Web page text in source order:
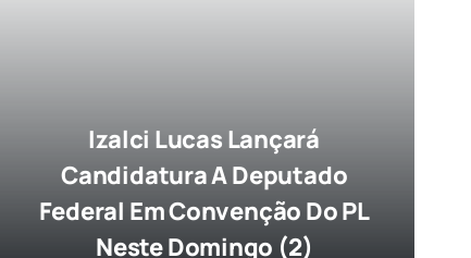
Izalci Lucas Lançará
Candidatura A Deputado
Federal Em Convenção Do PL
Neste Domingo (2)